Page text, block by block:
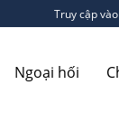
Truy cập
Ngoại hối